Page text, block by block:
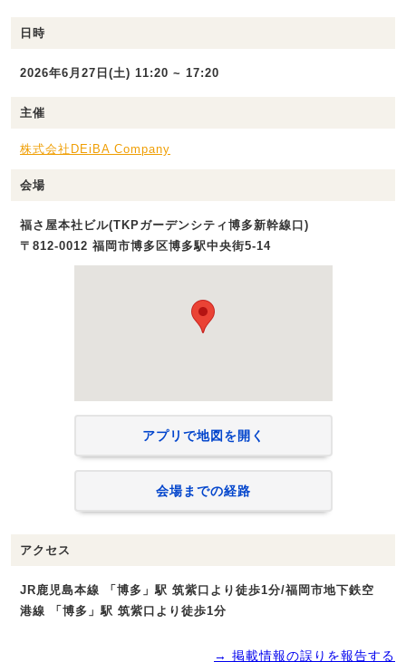
日時
2026年6月27日(土) 11:20 ~ 17:20
主催
株式会社DEiBA Company
会場
福さ屋本社ビル(TKPガーデンシティ博多新幹線口)
〒812-0012 福岡市博多区博多駅中央街5-14
アプリで地図を開く
会場までの経路
アクセス
JR鹿児島本線 「博多」駅 筑紫口より徒歩1分/福岡市地下鉄空
港線 「博多」駅 筑紫口より徒歩1分
→ 掲載情報の誤りを報告する